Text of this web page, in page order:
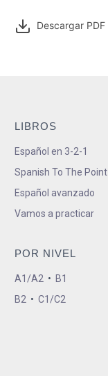
Descargar PDF
LIBROS
Español en 3-2-1
Spanish To The Point
Español avanzado
Vamos a practicar
POR NIVEL
A1/A2 • B1
B2 • C1/C2